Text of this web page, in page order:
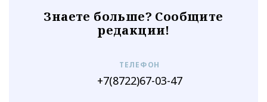
Знаете больше? Сообщите
редакции!
ТЕЛЕФОН
+7(8722)67-03-47